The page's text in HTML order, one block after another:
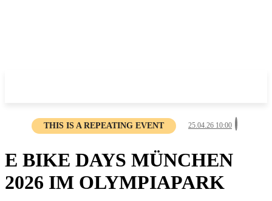
THIS IS A REPEATING EVENT 25.04.26 10:00
E BIKE DAYS MÜNCHEN
2026 IM OLYMPIAPARK